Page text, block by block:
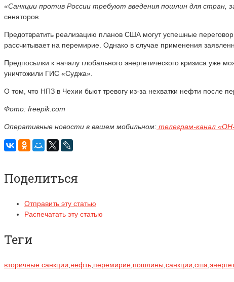
«Санкции против России требуют введения пошлин для стран,
сенаторов.
Предотвратить реализацию планов США могут успешные
рассчитывает на перемирие. Однако в случае применения
Предпосылки к началу глобального энергетического кризиса уже
уничтожили ГИС «Суджа».
О том, что НПЗ в Чехии бьют тревогу из-за нехватки нефти после
Фото: freepik.com
Оперативные новости в вашем мобильном: телеграм-канал
Поделиться
Отправить эту статью
Распечатать эту статью
Теги
вторичные санкции нефть перемирие пошлины санкции сша